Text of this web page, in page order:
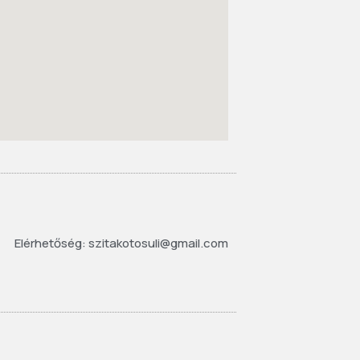
Elérhetőség: szitakotosuli@gmail.com